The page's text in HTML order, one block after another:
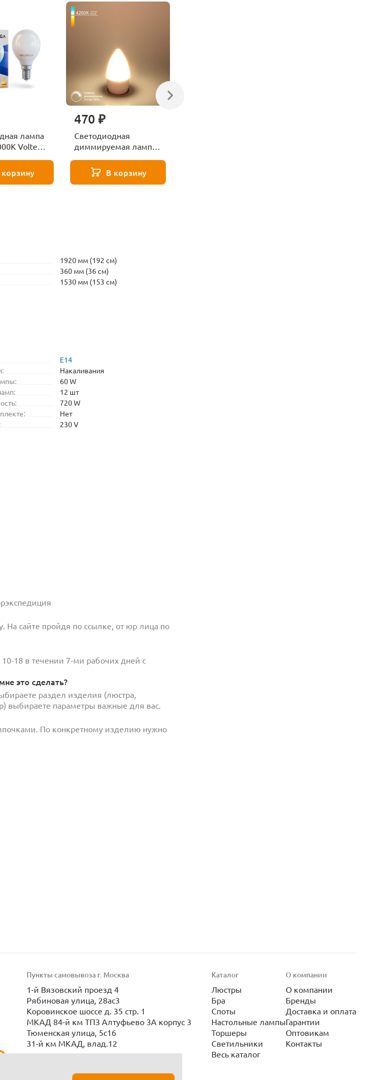
лампа
Voltega
470 ₽
Светодиодная
диммируемая лампа
Elektrostandard
BLE1448
В корзину
1920 мм (192 см)
360 мм (36 см)
1530 мм (153 см)
E14
Накаливания
60 W
12 шт
720 W
Нет
230 V
На сайте пройдя по ссылке, от юр лица по
18 в течении 7-ми рабочих дней с
это сделать?
раздел изделия (люстра,
выбираете параметры важные для вас.
По конкретному изделию нужно
Пункты самовывоза г. Москва
1-й Вязовский проезд 4
Рябиновая улица, 28ас3
Коровинское шоссе д. 35 стр. 1
МКАД 84-й км ТПЗ Алтуфьево 3А корпус 3
Тюменская улица, 5с16
31-й км МКАД, влад.12
Каталог
Люстры
Бра
Споты
Настольные лампы
Торшеры
Светильники
Весь каталог
О компании
О компании
Бренды
Доставка и оплата
Гарантии
Оптовикам
Контакты